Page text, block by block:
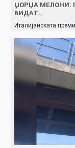
ЏОРЏА МЕЛОНИ:
БИДАТ…
Италијанската